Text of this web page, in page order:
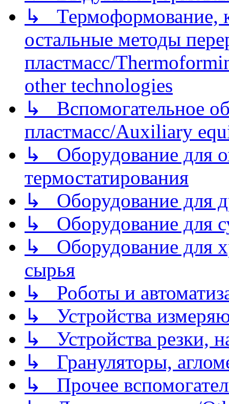
↳ Термоформование,
остальные методы
пластмасс/
other technologies
↳ Вспомогательное
пластмасс/Auxiliary
↳ Оборудование для
термостатирования
↳ Оборудование для
↳ Оборудование для
↳ Оборудование для
сырья
↳ Роботы и
↳ Устройства
↳ Устройства резки,
↳ Грануляторы,
↳ Прочее